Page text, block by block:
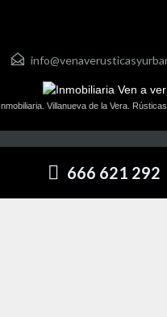
Inmobiliaria. Villanueva de la Vera.
666 621 292